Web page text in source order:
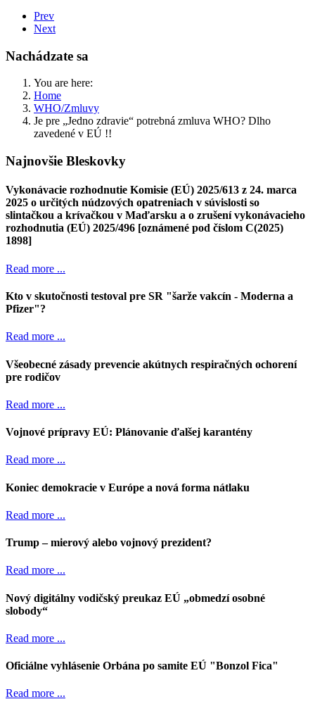
Prev
Next
Nachádzate sa
You are here:
Home
WHO/Zmluvy
Je pre „Jedno zdravie“ potrebná zmluva WHO? Dlho
zavedené v EÚ !!
Najnovšie Bleskovky
Vykonávacie rozhodnutie Komisie (EÚ) 2025/613 z 24. marca
2025 o určitých núdzových opatreniach v súvislosti so
slintačkou a krívačkou v Maďarsku a o zrušení vykonávacieho
rozhodnutia (EÚ) 2025/496 [oznámené pod číslom C(2025)
1898]
Read more ...
Kto v skutočnosti testoval pre SR "šarže vakcín - Moderna a
Pfizer"?
Read more ...
Všeobecné zásady prevencie akútnych respiračných ochorení
pre rodičov
Read more ...
Vojnové prípravy EÚ: Plánovanie ďalšej karantény
Read more ...
Koniec demokracie v Európe a nová forma nátlaku
Read more ...
Trump – mierový alebo vojnový prezident?
Read more ...
Nový digitálny vodičský preukaz EÚ „obmedzí osobné
slobody“
Read more ...
Oficiálne vyhlásenie Orbána po samite EÚ "Bonzol Fica"
Read more ...